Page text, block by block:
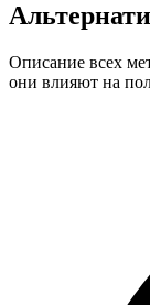
Описание всех
они влияют на